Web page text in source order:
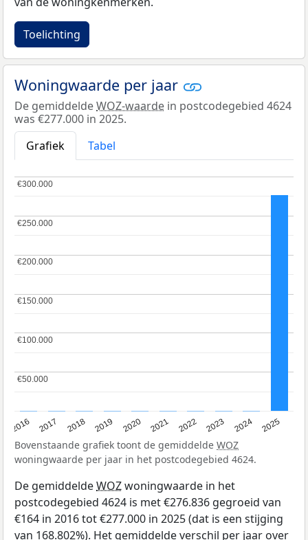
Toelichting
Woningwaarde per jaar
De gemiddeldeWOZ-waarde in postcodegebied 4624
was €277.000 in 2025.
Grafiek
Tabel
2016 2017 2018 2019 2020 2021 2022 2023 2024 2025
€50.000
€50.000
€100.000
€100.000
€150.000
€150.000
€200.000
€200.000
€250.000
€250.000
€300.000
€300.000
Bovenstaande grafiek toont de gemiddelde WOZ
woningwaarde per jaar in het postcodegebied 4624.
De gemiddeldeWOZwoningwaarde in het
postcodegebied 4624 is met €276.836 gegroeid van
€164 in 2016 tot €277.000 in 2025 (dat is een stijging
van 168.802%). Het gemiddelde verschil per jaar over